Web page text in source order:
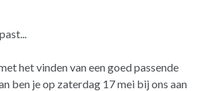
het vinden van een goed passende
ben je op zaterdag 17 mei bij ons aan